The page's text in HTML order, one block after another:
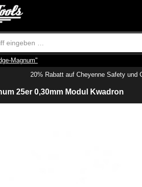
Magnum"
20% Rabatt auf Cheyenne Safety und
25er 0,30mm Modul Kwadron